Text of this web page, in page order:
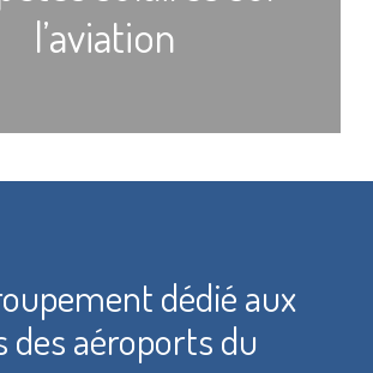
l’aviation
dédié aux
des aéroports du